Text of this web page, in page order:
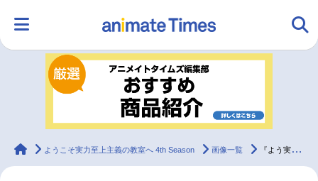
ランキング アニメ
ラジオ グッズ
animateTimes
ようこそ実力至上主義の教室へ 4th Season 画像一覧 『よう実 4th Season 2年生編1学期』第11話先行カット・あらすじ・WEB予告